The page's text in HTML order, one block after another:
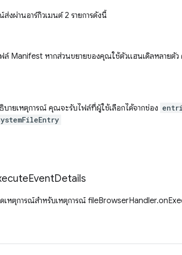
งผ่านอาร์กิวเมนต์ 2 รายการดังนี้
ล์ Manifest หากส่วนขยายของคุณใช้ตัวแฮนเดิลหลายตัว
บายเหตุการณ์ คุณจะรับไฟล์ที่ผู้ใช้เลือกได้จากช่อง
EventDetails
ดเหตุการณ์สำหรับเหตุการณ์